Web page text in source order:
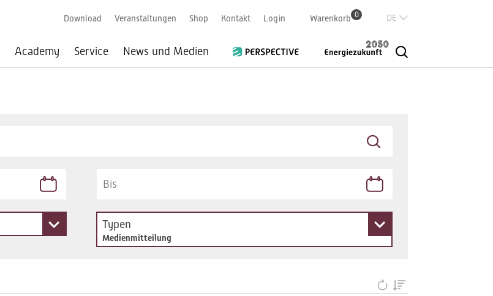
Academy Service News und Medien
Download Veranstaltungen Shop Kontakt Login Warenkorb 0
English
Typen
Medienmitteilung